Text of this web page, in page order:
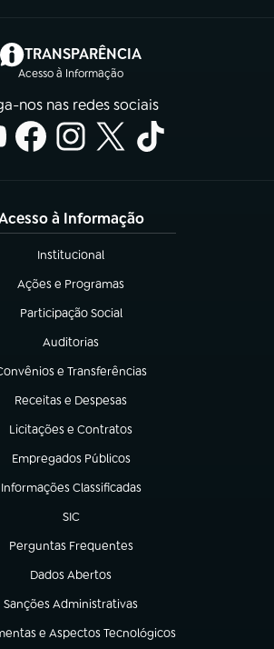
TRANSPARÊNCIA
Acesso à Informação
(abre em nova aba)
nos nas redes sociais
à Informação
Institucional
(abre em nova aba)
Ações e Programas
(abre em nova aba)
Participação Social
(abre em nova aba)
Auditorias
(abre em nova aba)
e Transferências
em nova aba)
Receitas e Despesas
(abre em nova aba)
Licitações e Contratos
(abre em nova aba)
Empregados Públicos
(abre em nova aba)
Informações Classificadas
(abre em nova aba)
SIC
(abre em nova aba)
Perguntas Frequentes
(abre em nova aba)
Dados Abertos
(abre em nova aba)
Sanções Administrativas
(abre em nova aba)
e Aspectos Tecnológicos
nova aba)